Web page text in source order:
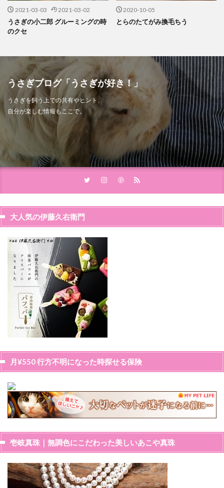
2021-03-03 2021-03-02
うさぎの小二郎 グルーミングの時
のクセ
2020-10-05
とらのたてがみ換毛ちう
うさぎブログ「うさぎが好き！」
うさぎを飼う上での共有やヒント、
自分が楽しむ情報もここで。
大人気の伊藤久右衛門
月¥550 行方不明になった時探せる保険
壱岐真珠｜無調色にこだわった美しいあこや真珠